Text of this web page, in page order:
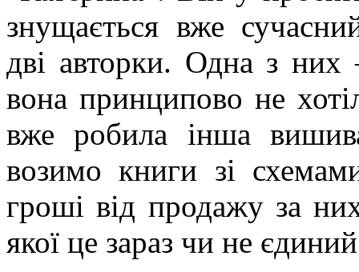
знущається вже
дві авторки. Одна з них
вона принципово не
вже робила інша
возимо книги зі
гроші від продажу за
якої це зараз чи не